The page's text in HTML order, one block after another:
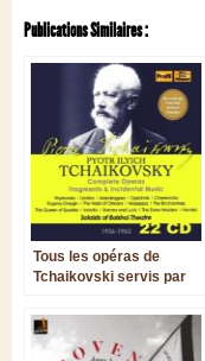
Publications Similaires :
Tous les opéras de
Tchaikovski servis par